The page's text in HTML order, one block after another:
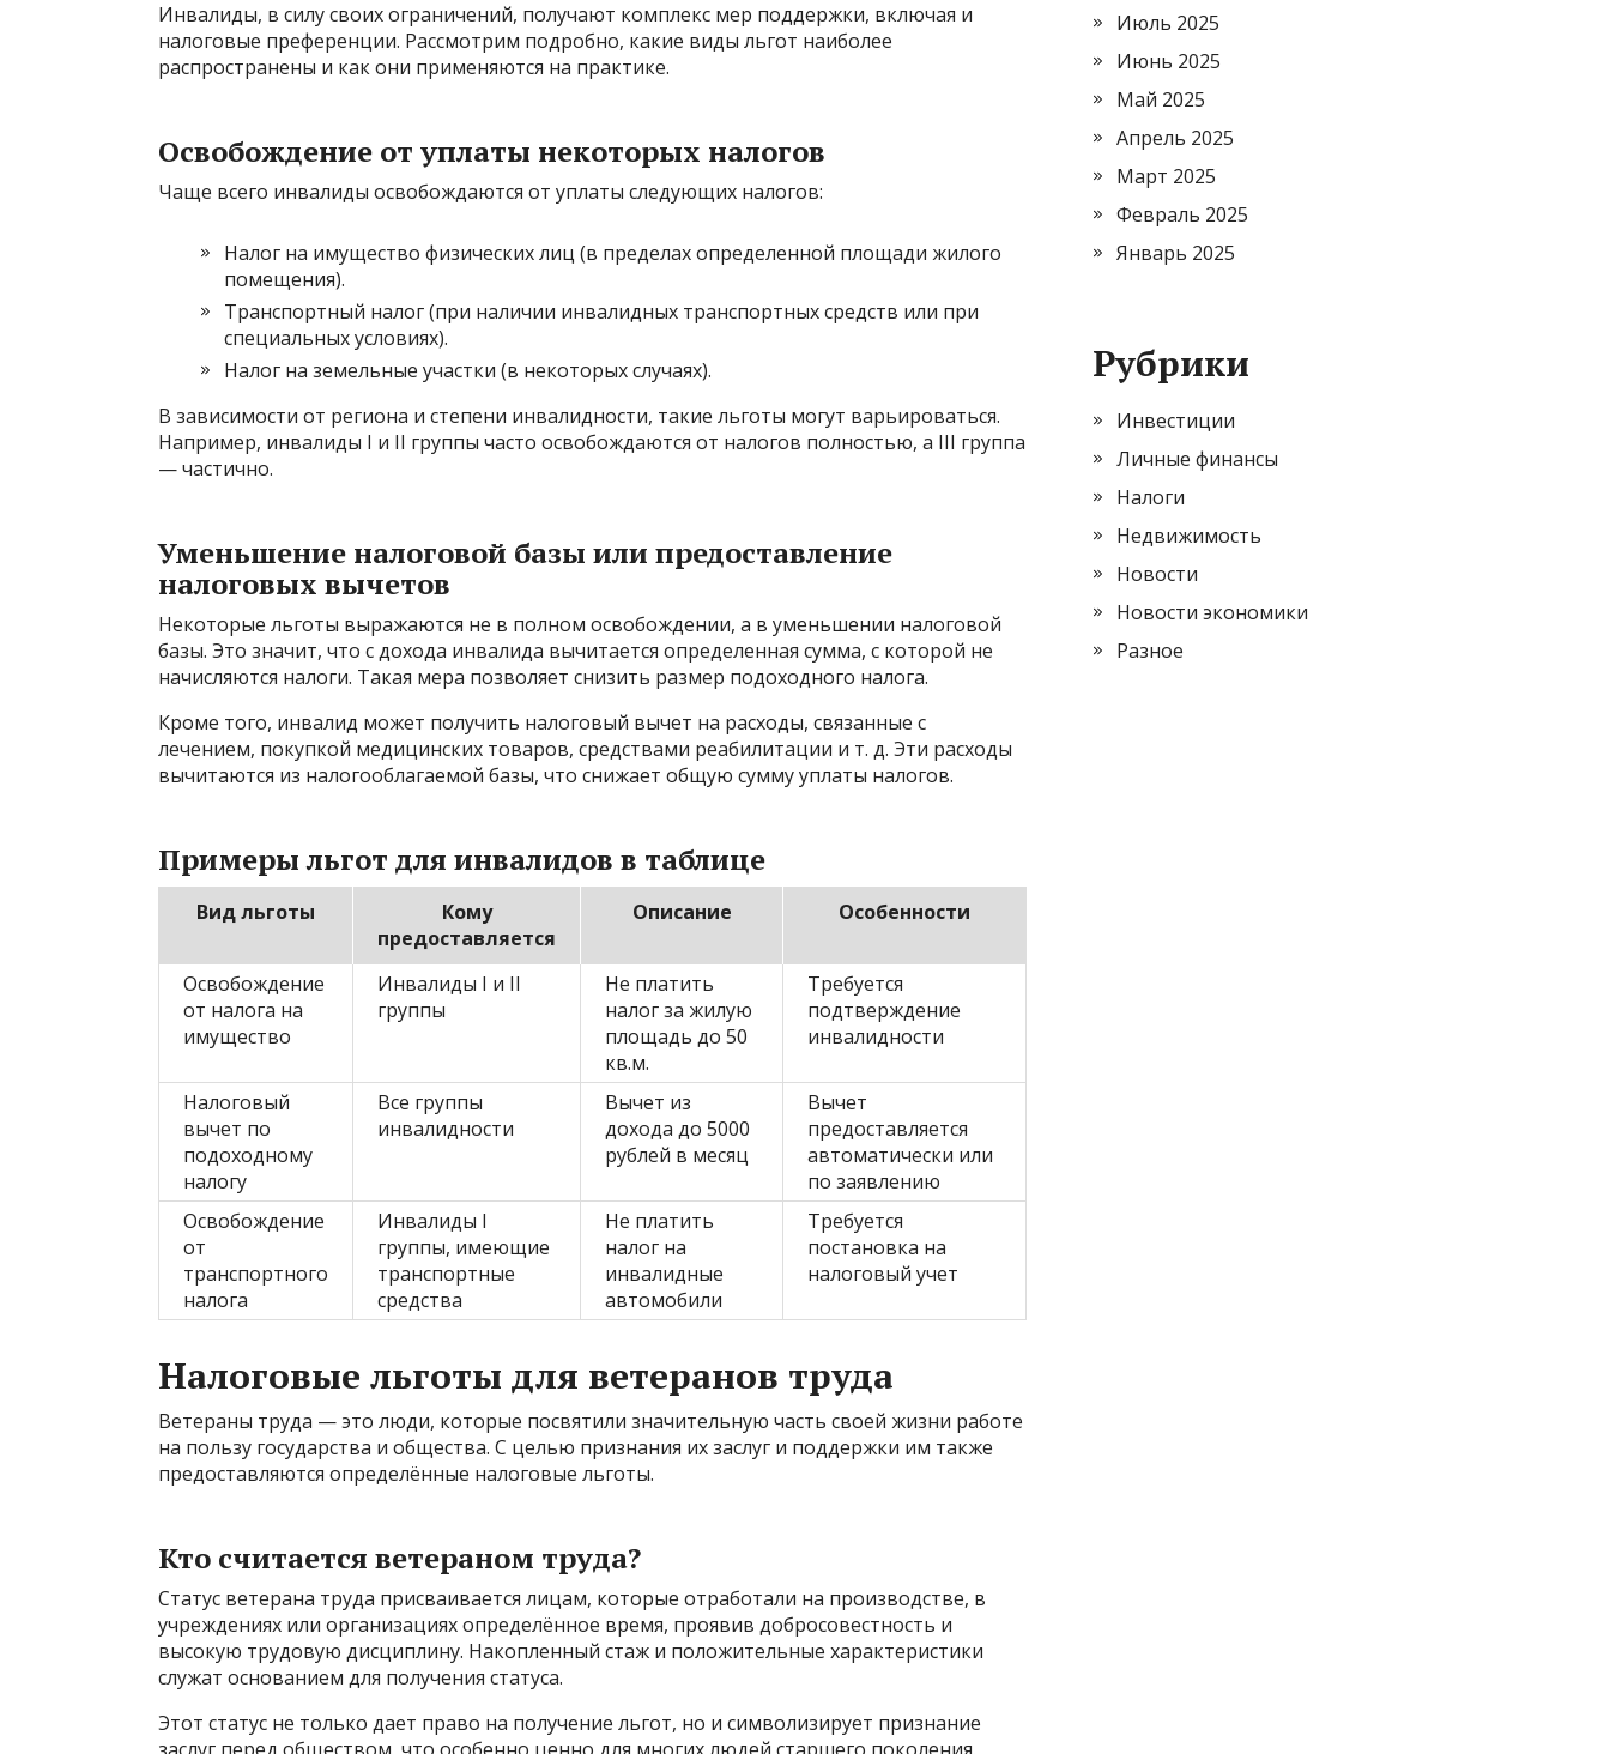
Инвалиды, в силу своих ограничений, получают комплекс мер поддержки, включая и
налоговые преференции. Рассмотрим подробно, какие виды льгот наиболее
распространены и как они применяются на практике.
Освобождение от уплаты некоторых налогов
Чаще всего инвалиды освобождаются от уплаты следующих налогов:
Налог на имущество физических лиц (в пределах определенной площади жилого
помещения).
Транспортный налог (при наличии инвалидных транспортных средств или при
специальных условиях).
Налог на земельные участки (в некоторых случаях).
В зависимости от региона и степени инвалидности, такие льготы могут варьироваться.
Например, инвалиды I и II группы часто освобождаются от налогов полностью, а III группа
— частично.
Уменьшение налоговой базы или предоставление
налоговых вычетов
Некоторые льготы выражаются не в полном освобождении, а в уменьшении налоговой
базы. Это значит, что с дохода инвалида вычитается определенная сумма, с которой не
начисляются налоги. Такая мера позволяет снизить размер подоходного налога.
Кроме того, инвалид может получить налоговый вычет на расходы, связанные с
лечением, покупкой медицинских товаров, средствами реабилитации и т. д. Эти расходы
вычитаются из налогооблагаемой базы, что снижает общую сумму уплаты налогов.
Примеры льгот для инвалидов в таблице
Вид льготы
Кому
предоставляется
Описание Особенности
Освобождение
от налога на
имущество
Инвалиды I и II
группы
Не платить
налог за жилую
площадь до 50
кв.м.
Требуется
подтверждение
инвалидности
Налоговый
вычет по
подоходному
налогу
Все группы
инвалидности
Вычет из
дохода до 5000
рублей в месяц
Вычет
предоставляется
автоматически или
по заявлению
Освобождение
от
транспортного
налога
Инвалиды I
группы, имеющие
транспортные
средства
Не платить
налог на
инвалидные
автомобили
Требуется
постановка на
налоговый учет
Налоговые льготы для ветеранов труда
Ветераны труда — это люди, которые посвятили значительную часть своей жизни работе
на пользу государства и общества. С целью признания их заслуг и поддержки им также
предоставляются определённые налоговые льготы.
Кто считается ветераном труда?
Статус ветерана труда присваивается лицам, которые отработали на производстве, в
учреждениях или организациях определённое время, проявив добросовестность и
высокую трудовую дисциплину. Накопленный стаж и положительные характеристики
служат основанием для получения статуса.
Этот статус не только дает право на получение льгот, но и символизирует признание
Июль 2025
Июнь 2025
Май 2025
Апрель 2025
Март 2025
Февраль 2025
Январь 2025
Рубрики
Инвестиции
Личные финансы
Налоги
Недвижимость
Новости
Новости экономики
Разное